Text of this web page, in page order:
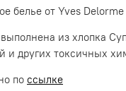
белье от Yves
из хлопка
и других токсичных
по ссылке